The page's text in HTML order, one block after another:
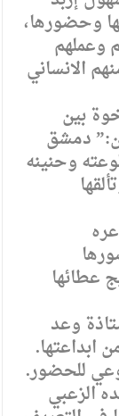
وحضورها،
وعملهم
الانساني
بين
دمشق
وحنينه
عطائها
وعد
ابداعتها.
للحضور.
الزعبي